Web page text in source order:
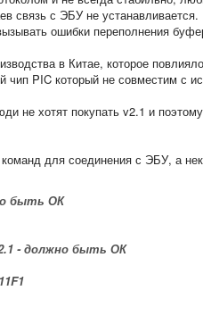
связь с ЭБУ не устанавливается.
ошибки переполнения
в Китае, которое
чип PIC который не совместим с
не хотят покупать v2.1 и
для соединения с ЭБУ, а
быть ОК
- должно быть ОК